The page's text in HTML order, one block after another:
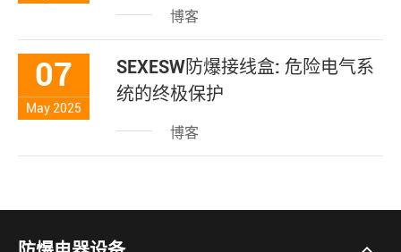
博客
07
May 2025
SEXESW防爆接线盒: 危险电气系
统的终极保护
博客